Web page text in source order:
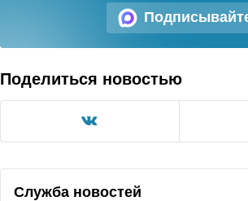
Поделиться новостью
Служба новостей